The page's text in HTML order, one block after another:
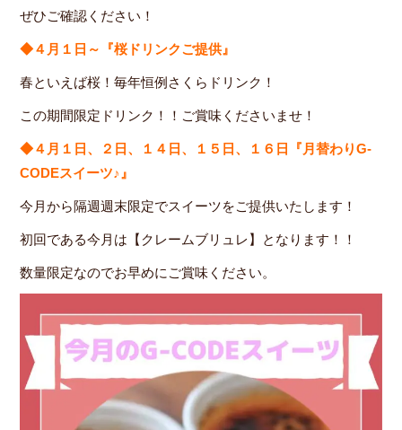
ぜひご確認ください！
◆４月１日～『桜ドリンクご提供』
春といえば桜！毎年恒例さくらドリンク！
この期間限定ドリンク！！ご賞味くださいませ！
◆４月１日、２日、１４日、１５日、１６日『月替わりG-
CODEスイーツ♪』
今月から隔週週末限定でスイーツをご提供いたします！
初回である今月は【クレームブリュレ】となります！！
数量限定なのでお早めにご賞味ください。